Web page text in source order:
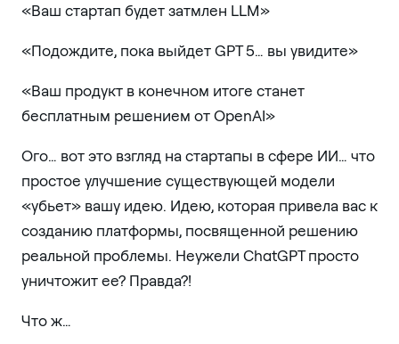
«Ваш стартап будет затмлен LLM»
«Подождите, пока выйдет GPT 5… вы увидите»
«Ваш продукт в конечном итоге станет
бесплатным решением от OpenAI»
Ого… вот это взгляд на стартапы в сфере ИИ… что
простое улучшение существующей модели
«убьет» вашу идею. Идею, которая привела вас к
созданию платформы, посвященной решению
реальной проблемы. Неужели ChatGPT просто
уничтожит ее? Правда?!
Что ж…